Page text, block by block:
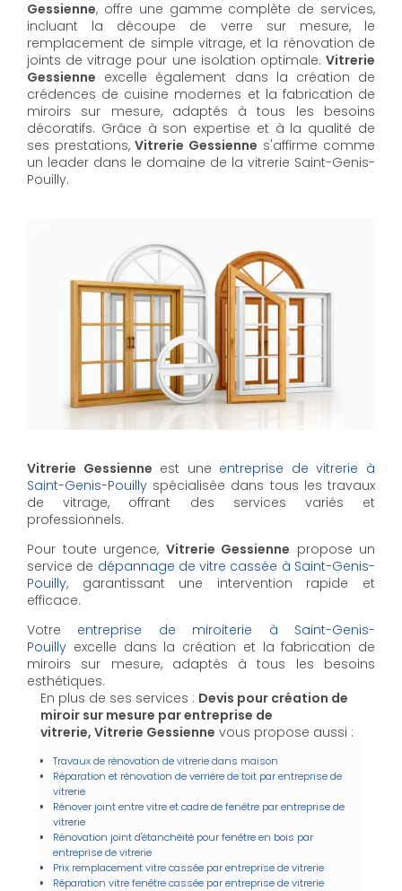
Gessienne, offre une gamme complète de services,
incluant la découpe de verre sur mesure, le
remplacement de simple vitrage, et la rénovation de
joints de vitrage pour une isolation optimale. Vitrerie
Gessienne excelle également dans la création de
crédences de cuisine modernes et la fabrication de
miroirs sur mesure, adaptés à tous les besoins
décoratifs. Grâce à son expertise et à la qualité de
ses prestations, Vitrerie Gessienne s'affirme comme
un leader dans le domaine de la vitrerie Saint-Genis-
Pouilly.
Vitrerie Gessienne est une entreprise de vitrerie à
Saint-Genis-Pouilly spécialisée dans tous les travaux
de vitrage, offrant des services variés et
professionnels.
Pour toute urgence, Vitrerie Gessienne propose un
service de dépannage de vitre cassée à Saint-Genis-
Pouilly, garantissant une intervention rapide et
efficace.
Votre entreprise de miroiterie à Saint-Genis-
Pouilly excelle dans la création et la fabrication de
miroirs sur mesure, adaptés à tous les besoins
esthétiques.
En plus de ses services : Devis pour création de
miroir sur mesure par entreprise de
vitrerie, Vitrerie Gessienne vous propose aussi :
Travaux de rénovation de vitrerie dans maison
Réparation et rénovation de verrière de toit par entreprise de
vitrerie
Rénover joint entre vitre et cadre de fenêtre par entreprise de
vitrerie
Rénovation joint d'étanchéité pour fenêtre en bois par
entreprise de vitrerie
Prix remplacement vitre cassée par entreprise de vitrerie
Réparation vitre fenêtre cassée par entreprise de vitrerie